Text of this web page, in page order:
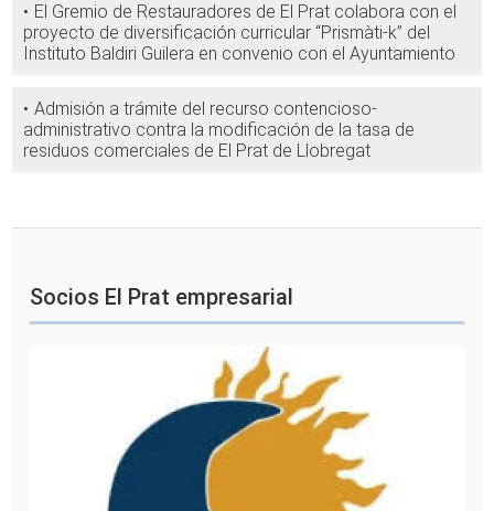
El Gremio de Restauradores de El Prat colabora con el
proyecto de diversificación curricular “Prismàti-k” del
Instituto Baldiri Guilera en convenio con el Ayuntamiento
Admisión a trámite del recurso contencioso-
administrativo contra la modificación de la tasa de
residuos comerciales de El Prat de Llobregat
Socios El Prat empresarial